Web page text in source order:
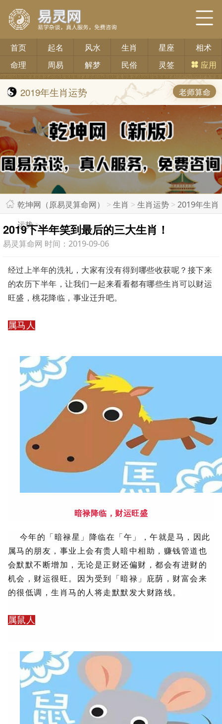
首页 起名 风水 生肖 星座
相术
命理
周易 解梦 民俗 灵签 应用
2019年生肖运势 老师算命
乾坤网（原易灵算命网） >生肖 >生肖运势 >2019年生肖
运势>
2019下半年笑到最后的三大生肖！
易灵算命网 时间：2019-09-06
经过上半年的洗礼，大家有没有得到哪些收获呢？接下来
的农历下半年，让我们一起来看看都有哪些生肖可以财运
旺盛，桃花降临，事业迁升吧。
属马人
暗禄降临，财运旺盛
今年的「暗禄星」降临在「午」，午就是马，因此
属马的朋友，事业上会有贵人暗中相助，赚钱管道也
会默默不断增加，无论是正财还偏财，都会有进财的
机会，财运很旺。
因为受到「暗禄」庇荫，财富会来
的很低调，生肖马的人将走默默发大财路线。
属鼠人